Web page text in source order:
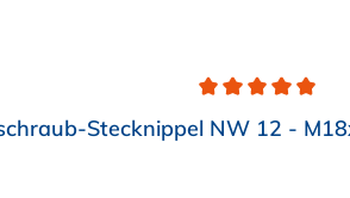
Stecknippel NW 12 -